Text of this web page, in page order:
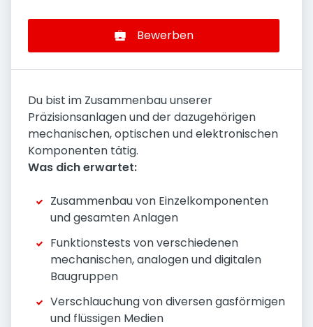
Bewerben
Du bist im Zusammenbau unserer
Präzisionsanlagen und der dazugehörigen
mechanischen, optischen und elektronischen
Komponenten tätig.
Was dich erwartet:
Zusammenbau von Einzelkomponenten
und gesamten Anlagen
Funktionstests von verschiedenen
mechanischen, analogen und digitalen
Baugruppen
Verschlauchung von diversen gasförmigen
und flüssigen Medien